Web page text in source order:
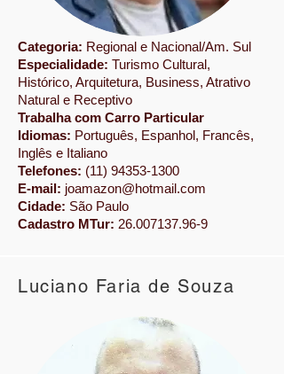
Categoria: Regional e Nacional/Am. Sul
Especialidade: ​Turismo Cultural,
Histórico, Arquitetura, Business, Atrativo
Natural e Receptivo
Trabalha com Carro Particular
Idiomas: Português, Espanhol, Francês,
Inglês e Italiano
Telefones: (11) 94353-1300
E-mail: joamazon@hotmail.com
Cidade: São Paulo
Cadastro MTur: 26.007137.96-9
Luciano Faria de Souza